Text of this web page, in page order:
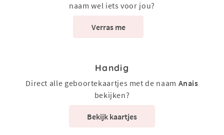
naam wel iets voor jou?
Verras me
Handig
Direct alle geboortekaartjes met de naam Anais
bekijken?
Bekijk kaartjes